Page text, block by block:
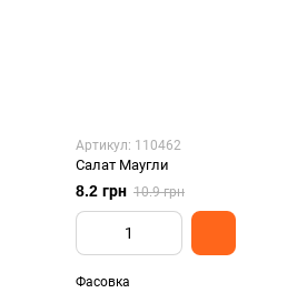
Артикул: 110462
Салат Маугли
8.2 грн 10.9 грн
Фасовка